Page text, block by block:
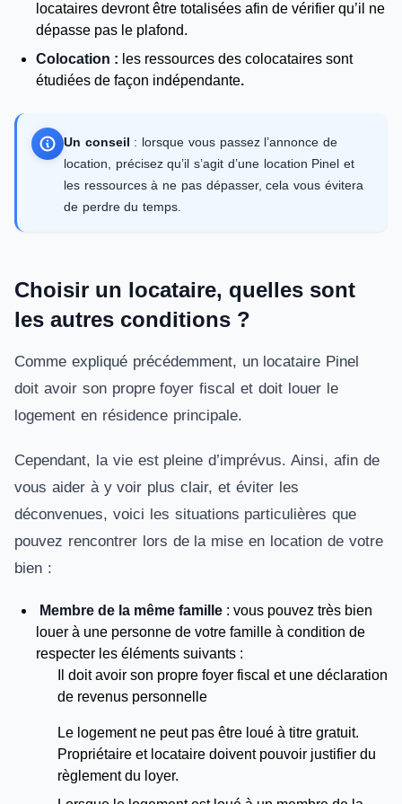
locataires devront être totalisées afin de vérifier qu’il ne
dépasse pas le plafond.
Colocation : les ressources des colocataires sont
étudiées de façon indépendante.
Un conseil : lorsque vous passez l’annonce de
location, précisez qu’il s’agit d’une location Pinel et
les ressources à ne pas dépasser, cela vous évitera
de perdre du temps.
Choisir un locataire, quelles sont
les autres conditions ?
Comme expliqué précédemment, un locataire Pinel
doit avoir son propre foyer fiscal et doit louer le
logement en résidence principale.
Cependant, la vie est pleine d’imprévus. Ainsi, afin de
vous aider à y voir plus clair, et éviter les
déconvenues, voici les situations particulières que
pouvez rencontrer lors de la mise en location de votre
bien :
Membre de la même famille : vous pouvez très bien
louer à une personne de votre famille à condition de
respecter les éléments suivants :
Il doit avoir son propre foyer fiscal et une déclaration
de revenus personnelle
Le logement ne peut pas être loué à titre gratuit.
Propriétaire et locataire doivent pouvoir justifier du
règlement du loyer.